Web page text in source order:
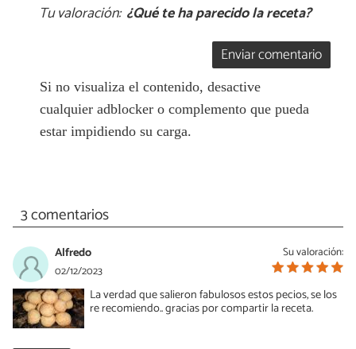
Tu valoración: ¿Qué te ha parecido la receta?
Enviar comentario
Si no visualiza el contenido, desactive
cualquier adblocker o complemento que pueda
estar impidiendo su carga.
3 comentarios
Su valoración:
Alfredo
02/12/2023
La verdad que salieron fabulosos estos pecios, se los
re recomiendo.. gracias por compartir la receta.